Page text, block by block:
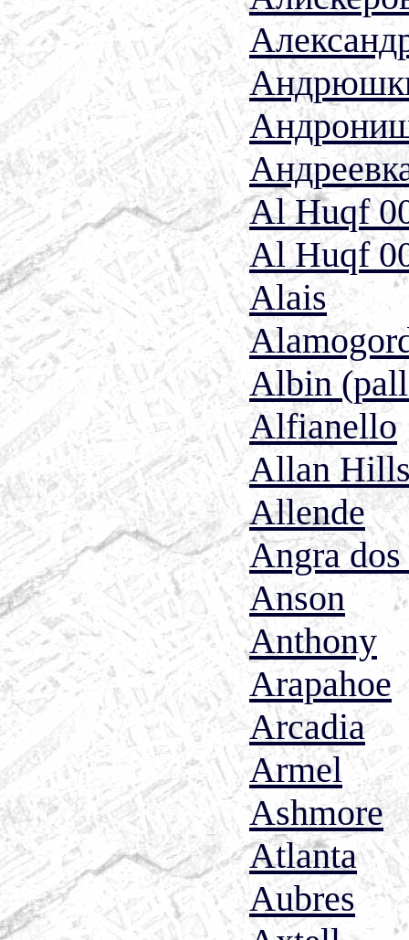
Al Huqf
Al Huqf
Alais
Albin
Alfianello
Allan
Allende
Angra
Anson
Anthony
Arapahoe
Arcadia
Armel
Ashmore
Atlanta
Aubres